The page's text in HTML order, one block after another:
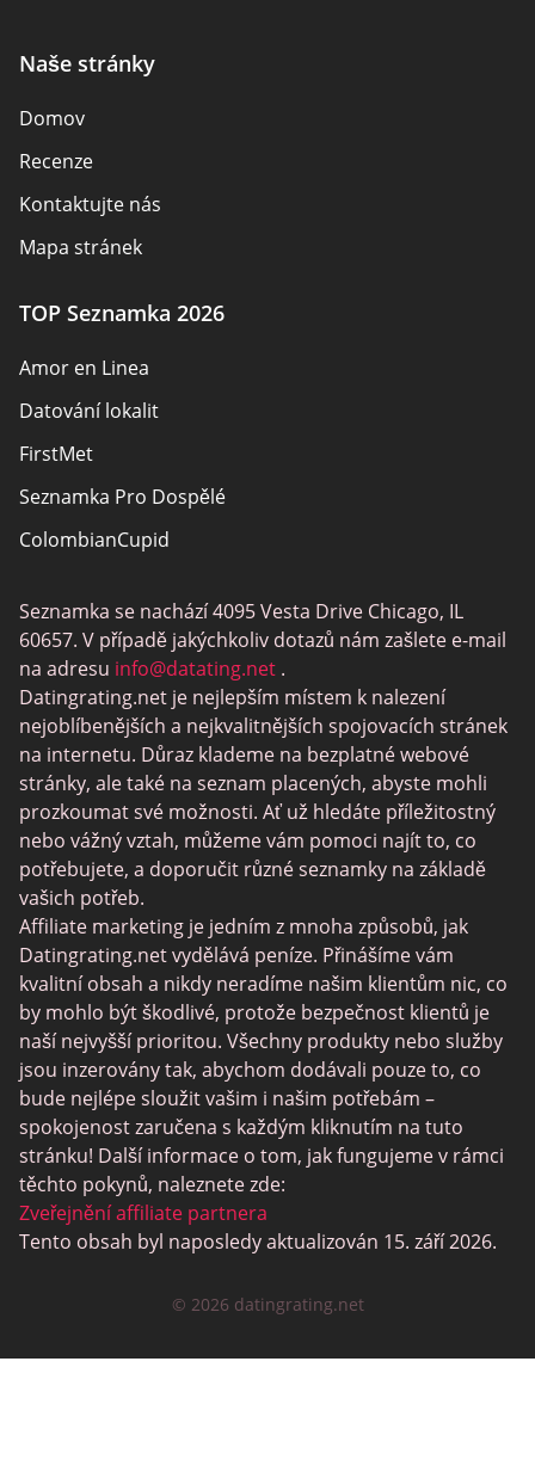
Naše stránky
Domov
Recenze
Kontaktujte nás
Mapa stránek
TOP Seznamka 2026
Amor en Linea
Datování lokalit
FirstMet
Seznamka Pro Dospělé
ColombianCupid
MeetMindful
Seznamka BDSM
BBPeopleMeet
Stránky Sugar Daddy
JPeopleMeet
Trans Seznamka
Senior Datování Lokalit
MyLOL
Gay Seznamka
Lesbické Seznamky
Černé Datování Lokalit
SugarDaddyMeet
LatinAmericanCupid
CatholicMatch
Seznamka se nachází 4095 Vesta Drive Chicago, IL
60657. V případě jakýchkoliv dotazů nám zašlete e-mail
na adresu info@datating.net .
Datingrating.net je nejlepším místem k nalezení
nejoblíbenějších a nejkvalitnějších spojovacích stránek
na internetu. Důraz klademe na bezplatné webové
stránky, ale také na seznam placených, abyste mohli
prozkoumat své možnosti. Ať už hledáte příležitostný
nebo vážný vztah, můžeme vám pomoci najít to, co
potřebujete, a doporučit různé seznamky na základě
vašich potřeb.
Affiliate marketing je jedním z mnoha způsobů, jak
Datingrating.net vydělává peníze. Přinášíme vám
kvalitní obsah a nikdy neradíme našim klientům nic, co
by mohlo být škodlivé, protože bezpečnost klientů je
naší nejvyšší prioritou. Všechny produkty nebo služby
jsou inzerovány tak, abychom dodávali pouze to, co
bude nejlépe sloužit vašim i našim potřebám –
spokojenost zaručena s každým kliknutím na tuto
stránku! Další informace o tom, jak fungujeme v rámci
těchto pokynů, naleznete zde:
Zveřejnění affiliate partnera
Tento obsah byl naposledy aktualizován 15. září 2026.
© 2026 datingrating.net